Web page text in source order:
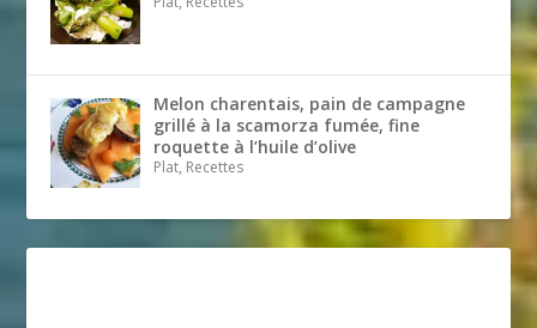
Melon charentais, pain de campagne
grillé à la scamorza fumée, fine
roquette à l’huile d’olive
Plat, Recettes